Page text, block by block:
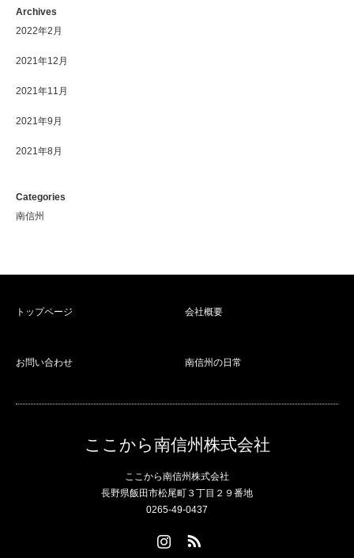
Archives
2022年2月
2021年12月
2021年11月
2021年9月
2021年8月
Categories
南信州
トップページ 会社概要
お問い合わせ 南信州の日常
ここから南信州株式会社
ここから南信州株式会社
長野県飯田市松尾町３丁目２９番地
0265-49-0437